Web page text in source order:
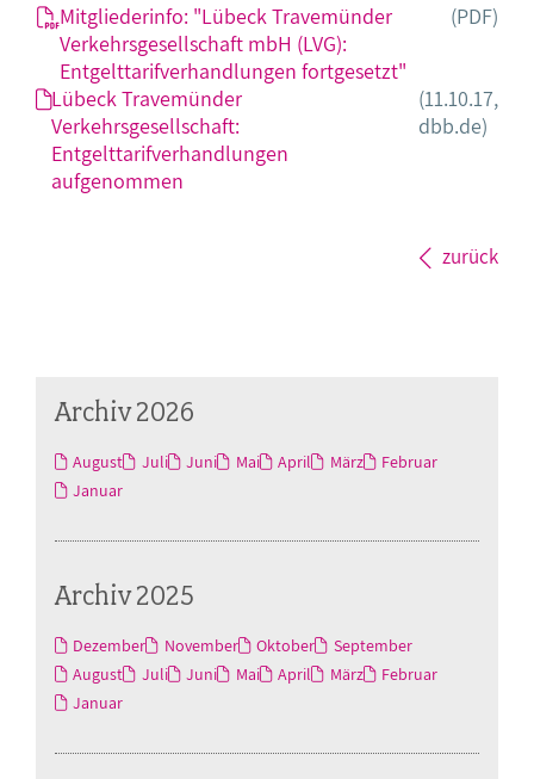
Mitgliederinfo: "Lübeck Travemünder
Verkehrsgesellschaft mbH (LVG):
Entgelttarifverhandlungen fortgesetzt"
(PDF)
Lübeck Travemünder
Verkehrsgesellschaft:
Entgelttarifverhandlungen
aufgenommen
(11.10.17,
dbb.de)
zurück
Archiv 2026
August Juli Juni Mai April März
Februar
Januar
Archiv 2025
Dezember November Oktober
September
August
Juli Juni Mai April März
Februar
Januar